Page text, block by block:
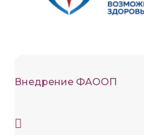
Внедрение ФАООП